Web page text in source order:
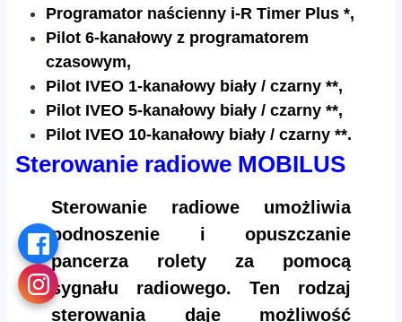
Programator naścienny i-R Timer Plus *,
Pilot 6-kanałowy z programatorem
czasowym,
Pilot IVEO 1-kanałowy biały / czarny **,
Pilot IVEO 5-kanałowy biały / czarny **,
Pilot IVEO 10-kanałowy biały / czarny **.
Sterowanie radiowe MOBILUS
Sterowanie radiowe umożliwia
podnoszenie i opuszczanie
pancerza rolety za pomocą
sygnału radiowego. Ten rodzaj
sterowania daje możliwość